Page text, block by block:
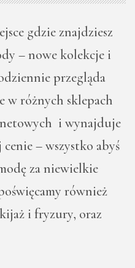
gdzie znajdziesz
– nowe kolekcje i
przegląda
w różnych sklepach
i wynajduje
– wszystko abyś
za niewielkie
również
i fryzury, oraz